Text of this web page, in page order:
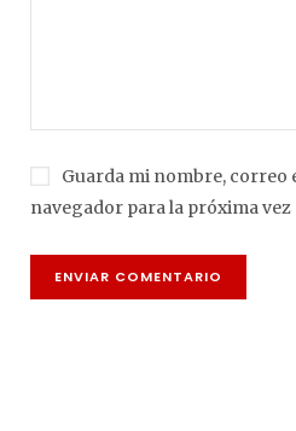
Guarda mi nombre, correo
navegador para la próxima vez